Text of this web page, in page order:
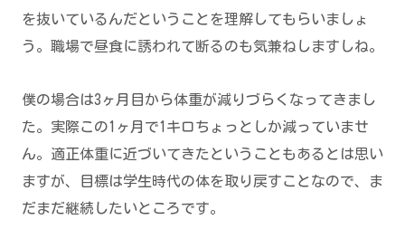
を抜いているんだということを理解してもらいましょ
う。職場で昼食に誘われて断るのも気兼ねしますしね。
僕の場合は3ヶ月目から体重が減りづらくなってきまし
た。実際この1ヶ月で1キロちょっとしか減っていませ
ん。適正体重に近づいてきたということもあるとは思い
ますが、目標は学生時代の体を取り戻すことなので、ま
だまだ継続したいところです。